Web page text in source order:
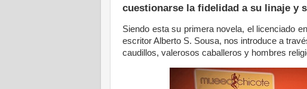
cuestionarse la fidelidad a su linaje y
Siendo esta su primera novela, el licenciado
escritor Alberto S. Sousa, nos introduce a
caudillos, valerosos caballeros y hombres